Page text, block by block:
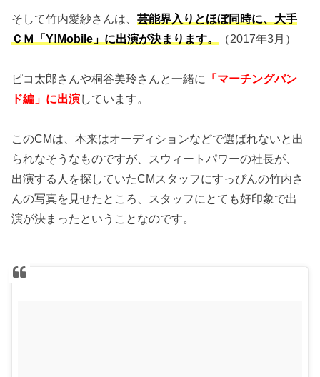
そして竹内愛紗さんは、芸能界入りとほぼ同時に、大手
ＣＭ「Y!Mobile」に出演が決まります。
（2017年3月）
ピコ太郎さんや桐谷美玲さんと一緒に
「マーチングバン
ド編」に出演しています。
このCMは、本来はオーディションなどで選ばれないと出
られなそうなものですが、スウィートパワーの社長が、
出演する人を探していたCMスタッフにすっぴんの竹内さ
んの写真を見せたところ、スタッフにとても好印象で出
演が決まったということなのです。